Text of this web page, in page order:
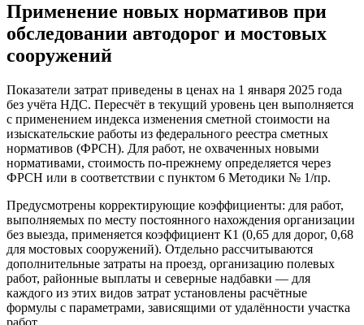
Применение новых нормативов при
обследовании автодорог и мостовых
сооружений
Показатели затрат приведены в ценах на 1 января 2025 года
без учёта НДС. Пересчёт в текущий уровень цен выполняется
с применением индекса изменения сметной стоимости на
изыскательские работы из федерального реестра сметных
нормативов (ФРСН). Для работ, не охваченных новыми
нормативами, стоимость по-прежнему определяется через
ФРСН или в соответствии с пунктом 6 Методики № 1/пр.
Предусмотрены корректирующие коэффициенты: для работ,
выполняемых по месту постоянного нахождения организации
без выезда, применяется коэффициент К1 (0,65 для дорог, 0,68
для мостовых сооружений). Отдельно рассчитываются
дополнительные затраты на проезд, организацию полевых
работ, районные выплаты и северные надбавки — для
каждого из этих видов затрат установлены расчётные
формулы с параметрами, зависящими от удалённости участка